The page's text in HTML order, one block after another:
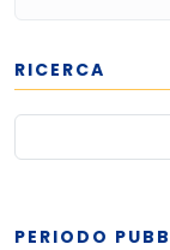
RICERCA
PERIODO